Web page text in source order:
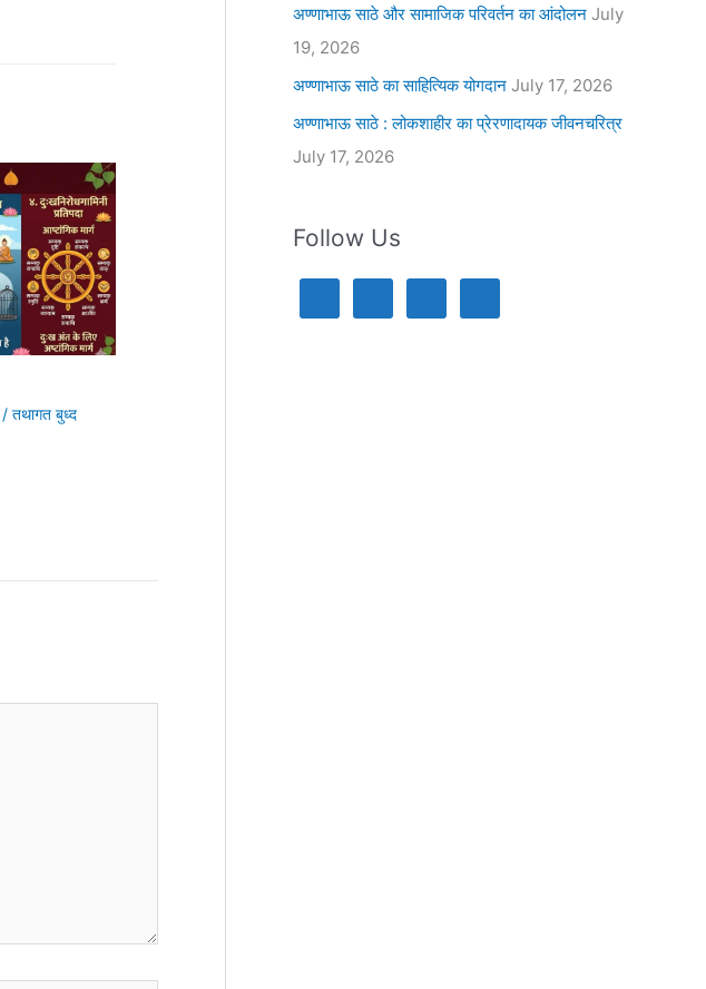
/ तथागत बुध्द
अण्णाभाऊ साठे और सामाजिक परिवर्तन का आंदोलन July
19, 2026
अण्णाभाऊ साठे का साहित्यिक योगदान July 17, 2026
अण्णाभाऊ साठे : लोकशाहीर का प्रेरणादायक जीवनचरित्र
July 17, 2026
Follow Us